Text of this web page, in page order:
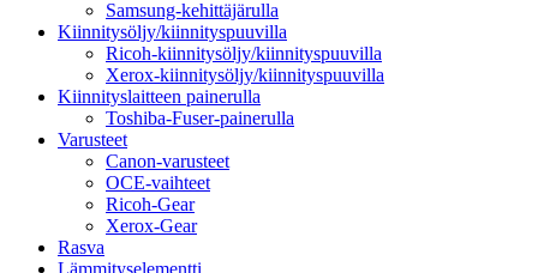
Samsung-kehittäjärulla
Kiinnitysöljy/kiinnityspuuvilla
Ricoh-kiinnitysöljy/kiinnityspuuvilla
Xerox-kiinnitysöljy/kiinnityspuuvilla
Kiinnityslaitteen painerulla
Toshiba-Fuser-painerulla
Varusteet
Canon-varusteet
OCE-vaihteet
Ricoh-Gear
Xerox-Gear
Rasva
Lämmityselementti